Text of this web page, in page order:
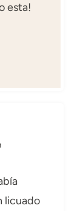
esta!
licuado